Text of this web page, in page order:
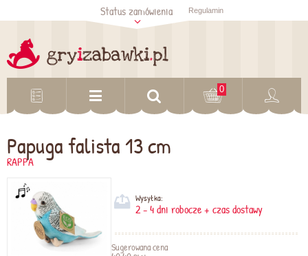
Sprawdź status
zamówienia
Status zamówienia Regulamin
0
Papuga falista 13 cm
RAPPA
Wysyłka:
2 - 4 dni robocze + czas dostawy
Sugerowana cena